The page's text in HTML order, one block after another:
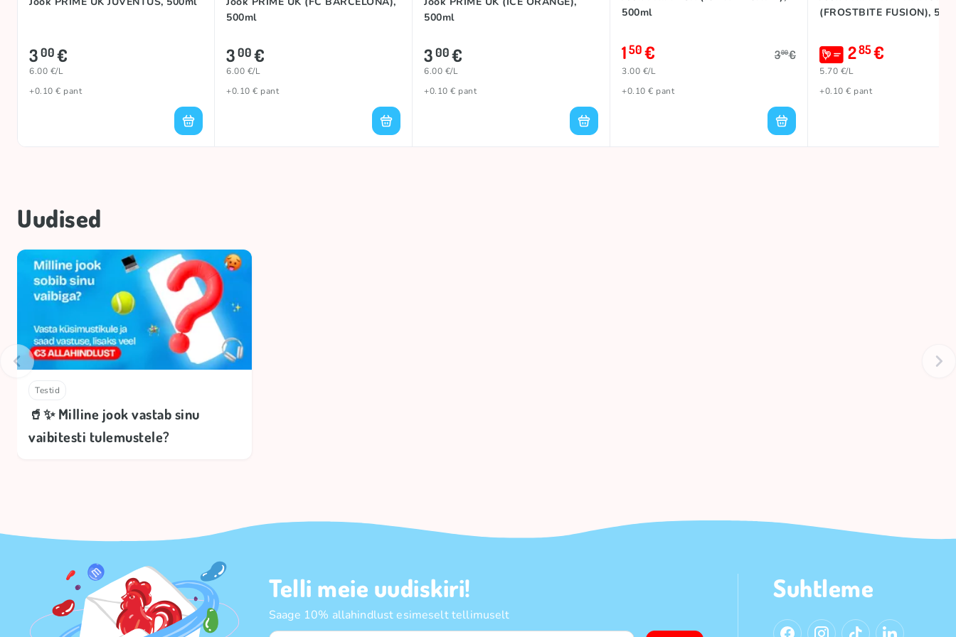
300€
6.00 €/L
+0.10 € pant
500ml
300€
6.00 €/L
+0.10 € pant
500ml
300€
6.00 €/L
+0.10 € pant
500ml
150€ 300€
3.00 €/L
+0.10 € pant
(FROSTBITE FUSION),
285€
5.70 €/L
+0.10 € pant
Uudised
Testid
🥤✨ Milline jook vastab sinu
vaibitesti tulemustele?
Telli meie uudiskiri!
Saage 10% allahindlust esimeselt tellimuselt
Suhtleme